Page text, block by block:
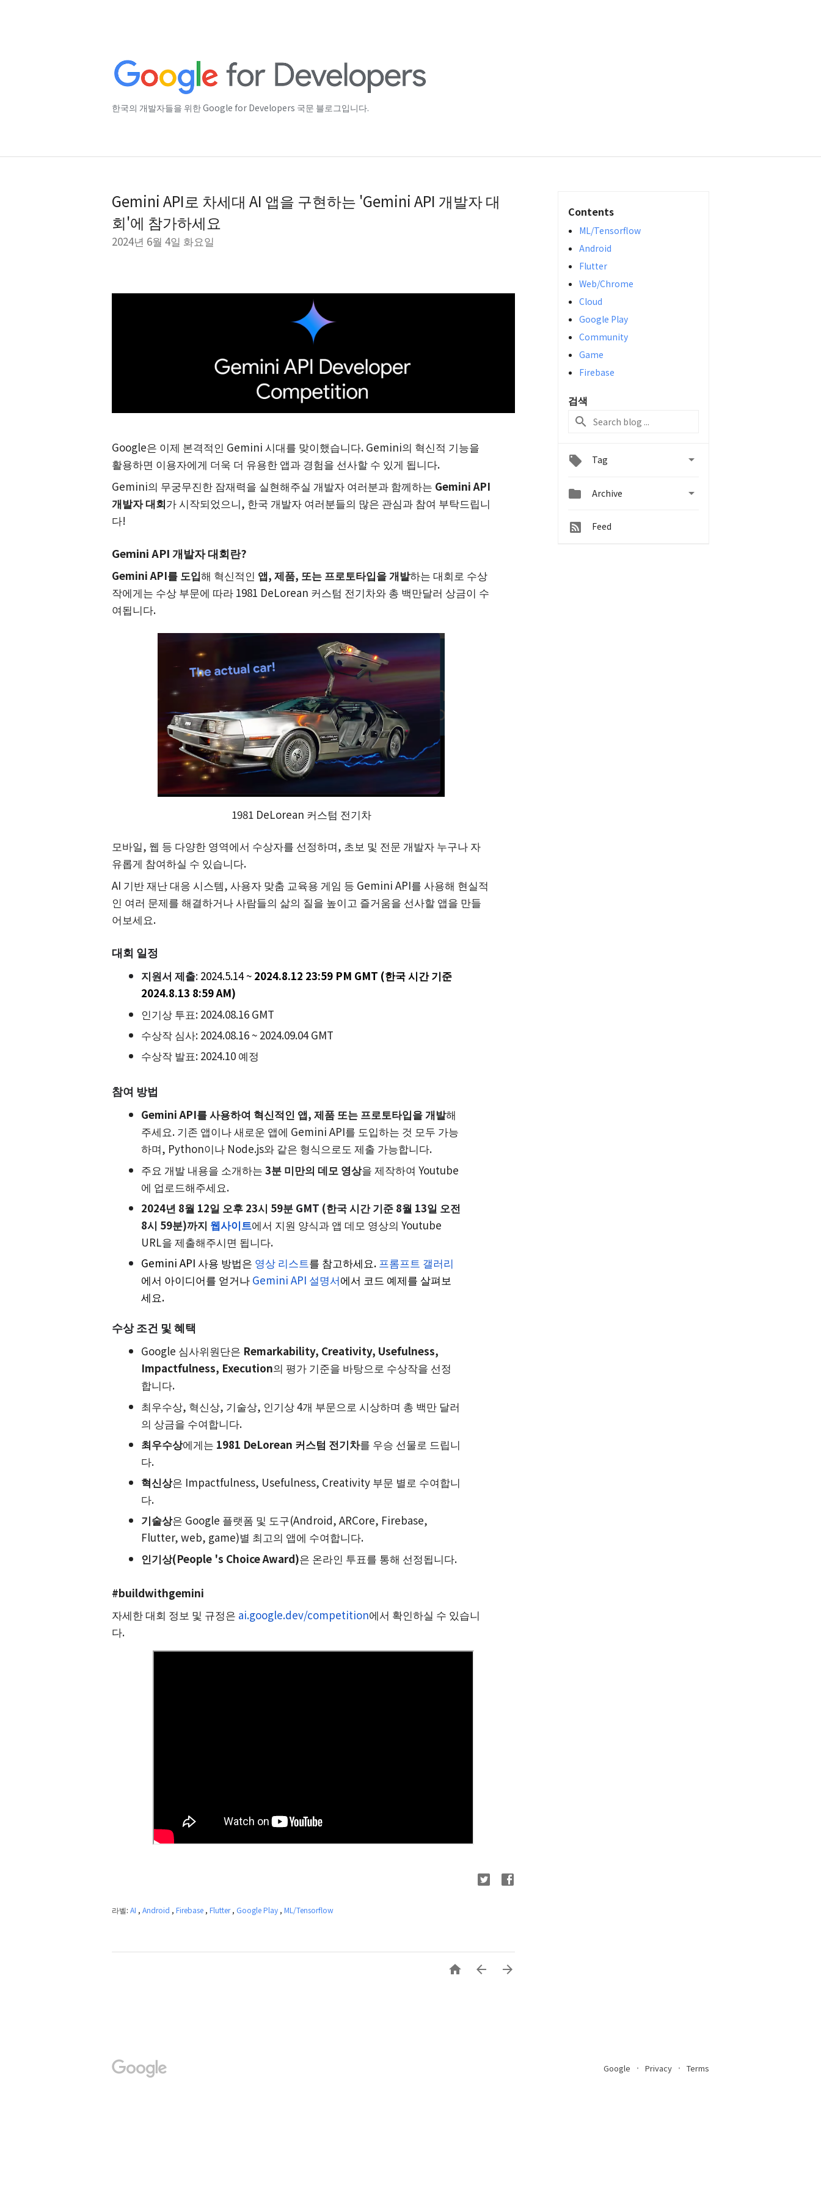
한국의 개발자들을 위한 Google for Developers 국문 블로그입니다.
Gemini API로 차세대 AI 앱을 구현하는 'Gemini API 개발자 대
회'에 참가하세요
2024년 6월 4일 화요일
Google은 이제 본격적인 Gemini 시대를 맞이했습니다. Gemini의 혁신적 기능을
활용하면 이용자에게 더욱 더 유용한 앱과 경험을 선사할 수 있게 됩니다.
Gemini의 무궁무진한 잠재력을 실현해주실 개발자 여러분과 함께하는 Gemini API
개발자 대회가 시작되었으니, 한국 개발자 여러분들의 많은 관심과 참여 부탁드립니
다!
Gemini API 개발자 대회란?
Gemini API를 도입해 혁신적인 앱, 제품, 또는 프로토타입을 개발하는 대회로 수상
작에게는 수상 부문에 따라 1981 DeLorean 커스텀 전기차와 총 백만달러 상금이 수
여됩니다.
1981 DeLorean 커스텀 전기차
모바일, 웹 등 다양한 영역에서 수상자를 선정하며, 초보 및 전문 개발자 누구나 자
유롭게 참여하실 수 있습니다.
AI 기반 재난 대응 시스템, 사용자 맞춤 교육용 게임 등 Gemini API를 사용해 현실적
인 여러 문제를 해결하거나 사람들의 삶의 질을 높이고 즐거움을 선사할 앱을 만들
어보세요.
대회 일정
지원서 제출: 2024.5.14 ~ 2024.8.12 23:59 PM GMT (한국 시간 기준
2024.8.13 8:59 AM)
인기상 투표: 2024.08.16 GMT
수상작 심사: 2024.08.16 ~ 2024.09.04 GMT
수상작 발표: 2024.10 예정
참여 방법
Gemini API를 사용하여 혁신적인 앱, 제품 또는 프로토타입을 개발해
주세요. 기존 앱이나 새로운 앱에 Gemini API를 도입하는 것 모두 가능
하며, Python이나 Node.js와 같은 형식으로도 제출 가능합니다.
주요 개발 내용을 소개하는 3분 미만의 데모 영상을 제작하여 Youtube
에 업로드해주세요.
2024년 8월 12일 오후 23시 59분 GMT (한국 시간 기준 8월 13일 오전
8시 59분)까지 웹사이트에서 지원 양식과 앱 데모 영상의 Youtube
URL을 제출해주시면 됩니다.
Gemini API 사용 방법은 영상 리스트를 참고하세요. 프롬프트 갤러리
에서 아이디어를 얻거나 Gemini API 설명서에서 코드 예제를 살펴보
세요.
수상 조건 및 혜택
Google 심사위원단은 Remarkability, Creativity, Usefulness,
Impactfulness, Execution의 평가 기준을 바탕으로 수상작을 선정
합니다.
최우수상, 혁신상, 기술상, 인기상 4개 부문으로 시상하며 총 백만 달러
의 상금을 수여합니다.
최우수상에게는 1981 DeLorean 커스텀 전기차를 우승 선물로 드립니
다.
혁신상은 Impactfulness, Usefulness, Creativity 부문 별로 수여합니
다.
기술상은 Google 플랫폼 및 도구(Android, ARCore, Firebase,
Flutter, web, game)별 최고의 앱에 수여합니다.
인기상(People 's Choice Award)은 온라인 투표를 통해 선정됩니다.
#buildwithgemini
자세한 대회 정보 및 규정은 ai.google.dev/competition에서 확인하실 수 있습니
다.
라벨: AI , Android , Firebase , Flutter, Google Play , ML/Tensorflow
  
Contents
ML/Tensorflow
Android
Flutter
Web/Chrome
Cloud
Google Play
Community
Game
Firebase
검색
Tag 
 Archive 
Feed
Google Privacy Terms